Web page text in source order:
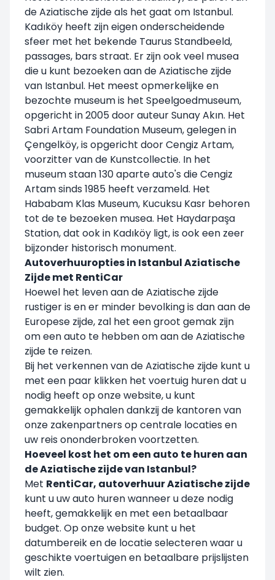
de Aziatische zijde als het gaat om Istanbul.
Kadıköy heeft zijn eigen onderscheidende
sfeer met het bekende Taurus Standbeeld,
passages, bars straat. Er zijn ook veel musea
die u kunt bezoeken aan de Aziatische zijde
van Istanbul. Het meest opmerkelijke en
bezochte museum is het Speelgoedmuseum,
opgericht in 2005 door auteur Sunay Akın. Het
Sabri Artam Foundation Museum, gelegen in
Çengelköy, is opgericht door Cengiz Artam,
voorzitter van de Kunstcollectie. In het
museum staan 130 aparte auto's die Cengiz
Artam sinds 1985 heeft verzameld. Het
Hababam Klas Museum, Kucuksu Kasr behoren
tot de te bezoeken musea. Het Haydarpaşa
Station, dat ook in Kadıköy ligt, is ook een zeer
bijzonder historisch monument.
Autoverhuuropties in Istanbul Aziatische
Zijde met RentiCar
Hoewel het leven aan de Aziatische zijde
rustiger is en er minder bevolking is dan aan de
Europese zijde, zal het een groot gemak zijn
om een auto te hebben om aan de Aziatische
zijde te reizen.
Bij het verkennen van de Aziatische zijde kunt u
met een paar klikken het voertuig huren dat u
nodig heeft op onze website, u kunt
gemakkelijk ophalen dankzij de kantoren van
onze zakenpartners op centrale locaties en
uw reis ononderbroken voortzetten.
Hoeveel kost het om een auto te huren aan
de Aziatische zijde van Istanbul?
Met RentiCar, autoverhuur Aziatische zijde
kunt u uw auto huren wanneer u deze nodig
heeft, gemakkelijk en met een betaalbaar
budget. Op onze website kunt u het
datumbereik en de locatie selecteren waar u
geschikte voertuigen en betaalbare prijslijsten
wilt zien.